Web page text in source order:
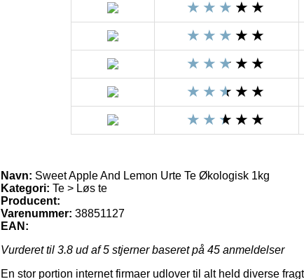
Navn: Sweet Apple And Lemon Urte Te Økologisk 1kg
Kategori: Te > Løs te
Producent:
Varenummer: 38851127
EAN:
Vurderet til 3.8 ud af 5 stjerner baseret på 45 anmeldelser
En stor portion internet firmaer udlover til alt held diverse